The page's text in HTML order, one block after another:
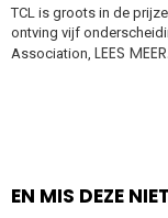
TCL is groots in de
ontving vijf
Association, LEES
EN MIS DEZE